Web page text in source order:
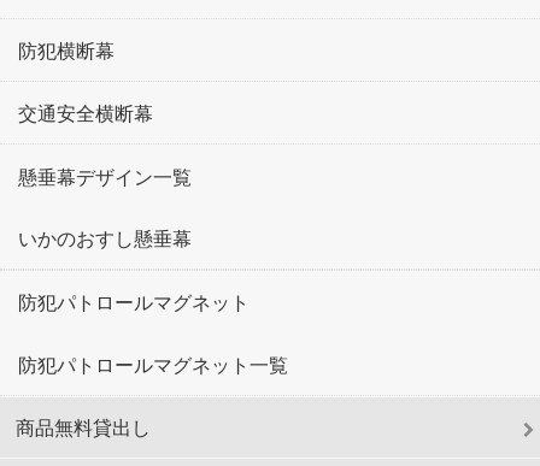
防犯横断幕
交通安全横断幕
懸垂幕デザイン一覧
いかのおすし懸垂幕
防犯パトロールマグネット
防犯パトロールマグネット一覧
商品無料貸出し